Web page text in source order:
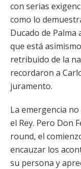
con serias
como lo
Ducado de
que está
retribuido de la
recordaron a
juramento.
La emergencia
el Rey. Pero Don
round, el
encauzar los
su persona y